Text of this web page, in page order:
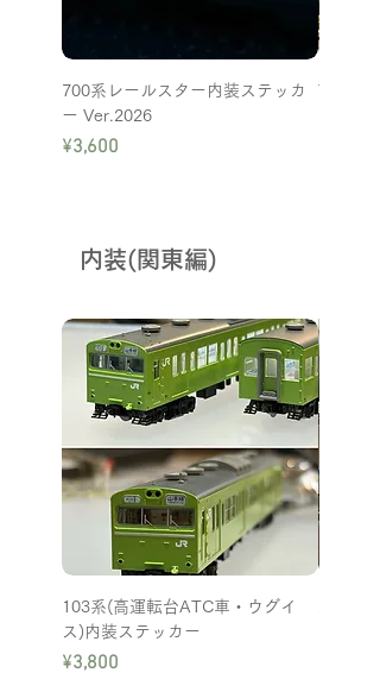
700系レールスター内装ステッカ
ー Ver.2026
Price
¥3,600
T社キ
内装(関東編)
103系(高運転台ATC車・ウグイ
ス)内装ステッカー
Price
¥3,800